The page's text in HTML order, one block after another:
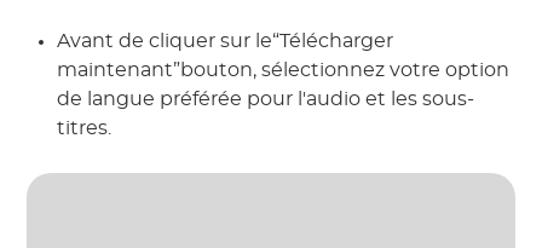
Avant de cliquer sur le“Télécharger
maintenant”bouton, sélectionnez votre option
de langue préférée pour l'audio et les sous-
titres.